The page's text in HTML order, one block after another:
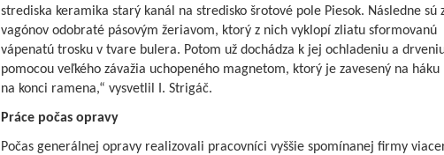
strediska keramika starý kanál na stredisko šrotové pole Piesok. Následne sú
vagónov odobraté pásovým žeriavom, ktorý z nich vyklopí zliatu sformovanú
vápenatú trosku v tvare bulera. Potom už dochádza k jej ochladeniu a
pomocou veľkého závažia uchopeného magnetom, ktorý je zavesený na háku
na konci ramena,“ vysvetlil I. Strigáč.
Práce počas opravy
Počas generálnej opravy realizovali pracovníci vyššie spomínanej firmy